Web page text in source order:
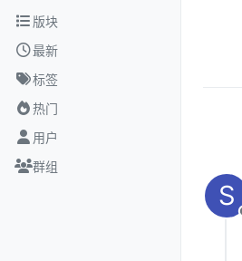
跳转至内容
版块
最新
标签
热门
用户
群组
S